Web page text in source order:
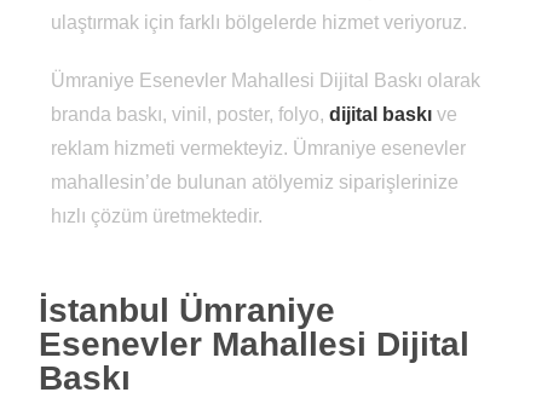
ulaştırmak için farklı bölgelerde hizmet veriyoruz.
Ümraniye Esenevler Mahallesi Dijital Baskı olarak
branda baskı, vinil, poster, folyo,dijital baskı ve
reklam hizmeti vermekteyiz. Ümraniye esenevler
mahallesin’de bulunan atölyemiz siparişlerinize
hızlı çözüm üretmektedir.
İstanbul Ümraniye
Esenevler Mahallesi Dijital
Baskı